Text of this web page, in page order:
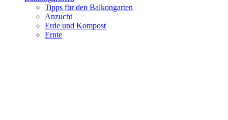
Tipps für den Balkongarten
Anzucht
Erde und Kompost
Ernte